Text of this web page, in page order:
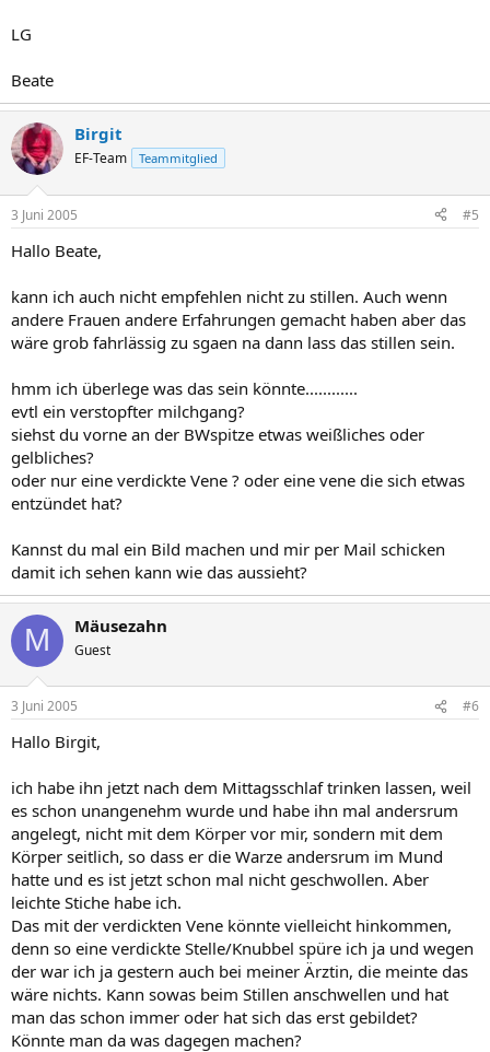
LG
Beate
Birgit
EF-Team Teammitglied
3 Juni 2005 #5
Hallo Beate,
kann ich auch nicht empfehlen nicht zu stillen. Auch wenn
andere Frauen andere Erfahrungen gemacht haben aber das
wäre grob fahrlässig zu sgaen na dann lass das stillen sein.
hmm ich überlege was das sein könnte............
evtl ein verstopfter milchgang?
siehst du vorne an der BWspitze etwas weißliches oder
gelbliches?
oder nur eine verdickte Vene ? oder eine vene die sich etwas
entzündet hat?
Kannst du mal ein Bild machen und mir per Mail schicken
damit ich sehen kann wie das aussieht?
M Mäusezahn
Guest
3 Juni 2005 #6
Hallo Birgit,
ich habe ihn jetzt nach dem Mittagsschlaf trinken lassen, weil
es schon unangenehm wurde und habe ihn mal andersrum
angelegt, nicht mit dem Körper vor mir, sondern mit dem
Körper seitlich, so dass er die Warze andersrum im Mund
hatte und es ist jetzt schon mal nicht geschwollen. Aber
leichte Stiche habe ich.
Das mit der verdickten Vene könnte vielleicht hinkommen,
denn so eine verdickte Stelle/Knubbel spüre ich ja und wegen
der war ich ja gestern auch bei meiner Ärztin, die meinte das
wäre nichts. Kann sowas beim Stillen anschwellen und hat
man das schon immer oder hat sich das erst gebildet?
Könnte man da was dagegen machen?